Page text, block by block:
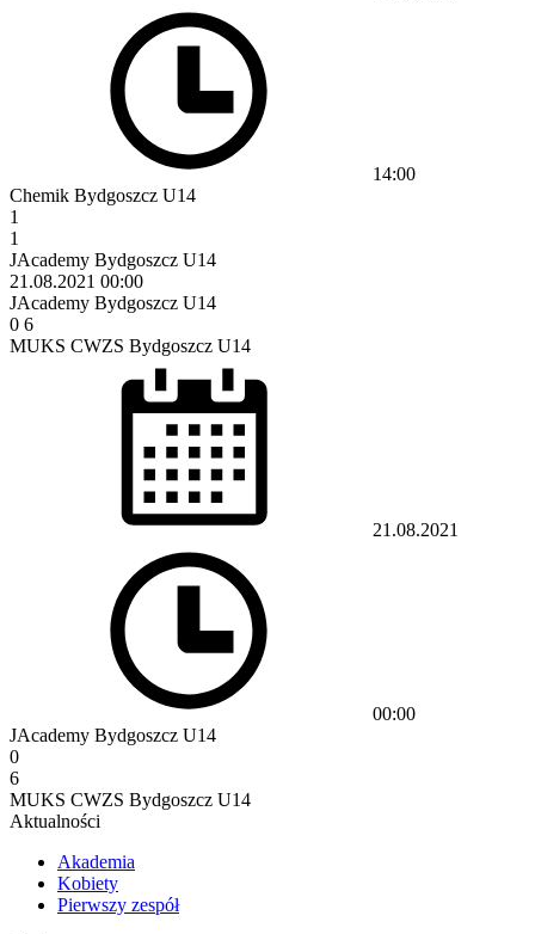
14:00
Chemik Bydgoszcz U14
1
1
JAcademy Bydgoszcz U14
21.08.2021 00:00
JAcademy Bydgoszcz U14
0 6
MUKS CWZS Bydgoszcz U14
21.08.2021
00:00
JAcademy Bydgoszcz U14
0
6
MUKS CWZS Bydgoszcz U14
Aktualności
Akademia
Kobiety
Pierwszy zespół